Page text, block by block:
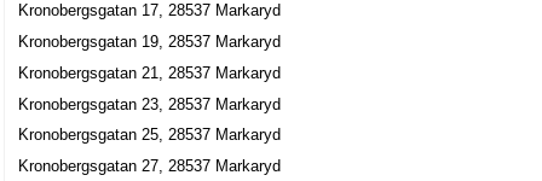
Kronobergsgatan 17, 28537 Markaryd
Kronobergsgatan 19, 28537 Markaryd
Kronobergsgatan 21, 28537 Markaryd
Kronobergsgatan 23, 28537 Markaryd
Kronobergsgatan 25, 28537 Markaryd
Kronobergsgatan 27, 28537 Markaryd